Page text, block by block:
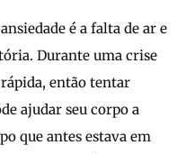
é a falta de ar e
Durante uma crise
então tentar
ajudar seu corpo a
que antes estava em